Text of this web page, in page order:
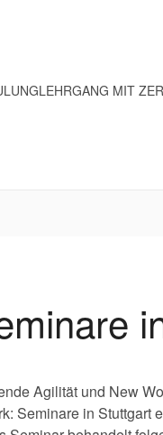
LEHRGANG MIT
Agilität und New
Seminare in Stuttgart